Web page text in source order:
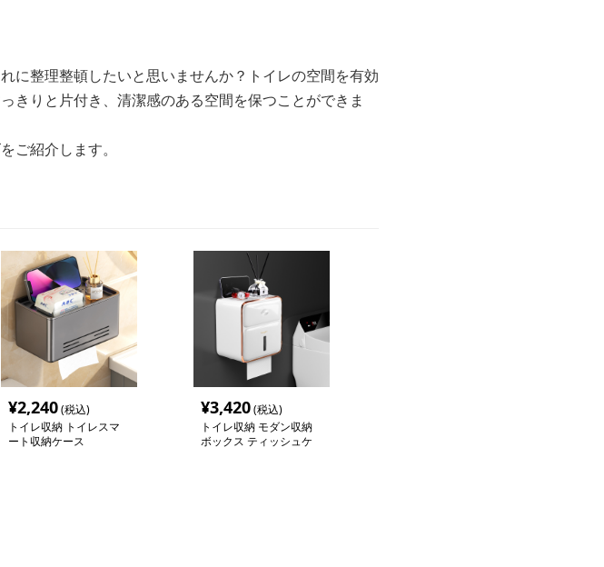
に整理整頓したいと思いませんか？トイレの空間を有効
きりと片付き、清潔感のある空間を保つことができま
ご紹介します。
¥2,240(税込)
トイレ収納 トイレスマ
ート収納ケース
¥3,420(税込)
トイレ収納 モダン収納
ボックス ティッシュケ